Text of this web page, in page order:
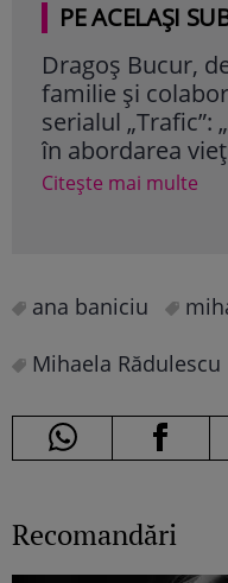
PE ACELAȘI
Dragoș Bucur,
familie și
serialul
în abordarea
Citește mai multe
ana baniciu
Mihaela Rădulescu
Recomandări